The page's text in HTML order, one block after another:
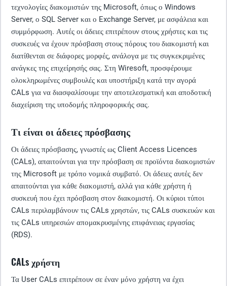
τεχνολογίες διακομιστών της Microsoft, όπως ο Windows
Server, ο SQL Server και ο Exchange Server, με ασφάλεια και
συμμόρφωση. Αυτές οι άδειες επιτρέπουν στους χρήστες και τις
συσκευές να έχουν πρόσβαση στους πόρους του διακομιστή και
διατίθενται σε διάφορες μορφές, ανάλογα με τις συγκεκριμένες
ανάγκες της επιχείρησής σας. Στη Wiresoft, προσφέρουμε
ολοκληρωμένες συμβουλές και υποστήριξη κατά την αγορά
CALs για να διασφαλίσουμε την αποτελεσματική και αποδοτική
διαχείριση της υποδομής πληροφορικής σας.
Τι είναι οι άδειες πρόσβασης
Οι άδειες πρόσβασης, γνωστές ως Client Access Licences
(CALs), απαιτούνται για την πρόσβαση σε προϊόντα διακομιστών
της Microsoft με τρόπο νομικά συμβατό. Οι άδειες αυτές δεν
απαιτούνται για κάθε διακομιστή, αλλά για κάθε χρήστη ή
συσκευή που έχει πρόσβαση στον διακομιστή. Οι κύριοι τύποι
CALs περιλαμβάνουν τις CALs χρηστών, τις CALs συσκευών και
τις CALs υπηρεσιών απομακρυσμένης επιφάνειας εργασίας
(RDS).
CALs χρήστη
Τα User CALs επιτρέπουν σε έναν μόνο χρήστη να έχει